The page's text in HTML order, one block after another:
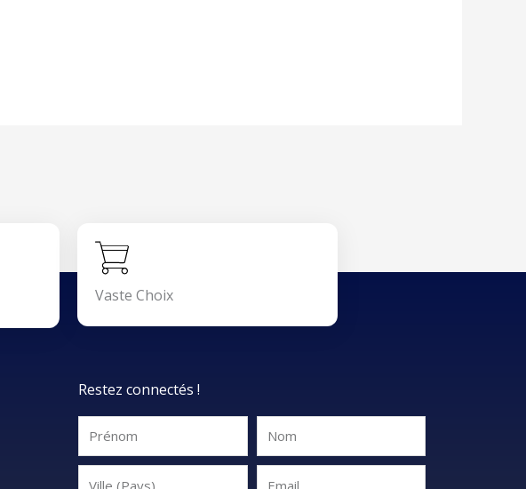
Vaste Choix
Restez connectés !